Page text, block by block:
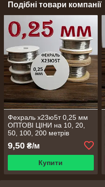
Подібні товари компанії
Фехраль х23ю5т 0,25 мм
ОПТОВІ ЦІНИ на 10, 20,
50, 100, 200 метрів
9,50 ₴/м
Купити